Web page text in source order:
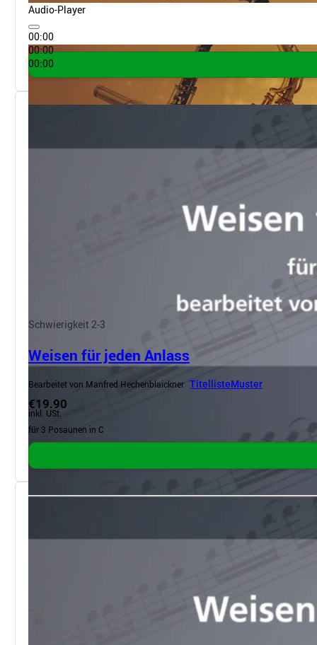
Audio-Player
00:00
00:00
00:00
Schwierigkeit 2-3
Weisen für jeden Anlass
Bearbeitet von Manfred Hechenblaickner TitellisteMuster
€19.90
inkl. USt.
für 3 Posaunen in C